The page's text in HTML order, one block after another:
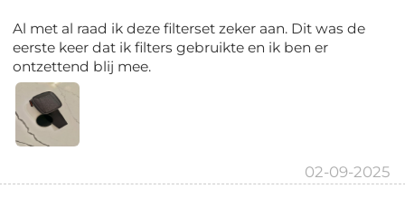
Al met al raad ik deze filterset zeker aan. Dit was de
eerste keer dat ik filters gebruikte en ik ben er
ontzettend blij mee.
02-09-2025